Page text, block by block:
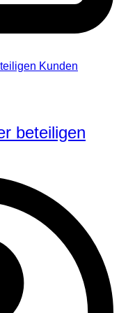
beteiligen